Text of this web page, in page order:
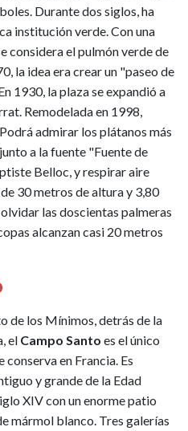
Durante dos siglos, ha
institución verde. Con una
considera el pulmón verde de
la idea era crear un "paseo de
1930, la plaza se expandió a
Remodelada en 1998,
admirar los plátanos más
a la fuente "Fuente de
Belloc, y respirar aire
30 metros de altura y 3,80
las doscientas palmeras
alcanzan casi 20 metros
de los Mínimos, detrás de la
el Campo Santo es el único
en Francia. Es
y grande de la Edad
XIV con un enorme patio
mármol blanco. Tres galerías